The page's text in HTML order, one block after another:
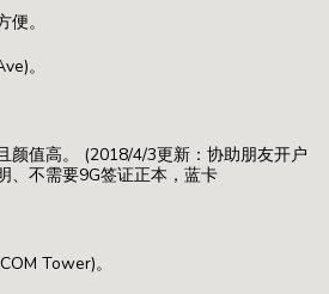
。
。
颜值高。 (2018/4/3更新：协助朋友开户
、不需要9G签证正本，蓝卡
Tower)。